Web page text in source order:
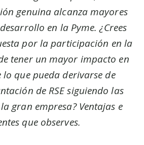
genuina alcanza mayores
en la Pyme. ¿Crees
por la participación en la
tener un mayor impacto en
lo que pueda derivarse de
de RSE siguiendo las
gran empresa? Ventajas e
que observes.